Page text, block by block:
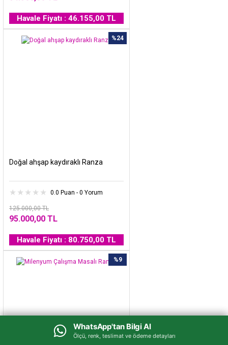
WhatsApp'tan Bilgi Al
Ölçü, renk, teslimat ve ödeme detayları
Havale Fiyatı : 46.155,00 TL
%24
Doğal ahşap kaydıraklı Ranza
0.0 Puan - 0 Yorum
125.000,00 TL
95.000,00 TL
Havale Fiyatı : 80.750,00 TL
%9
WhatsApp'tan Bilgi Al
Ölçü, renk, teslimat ve ödeme detayları